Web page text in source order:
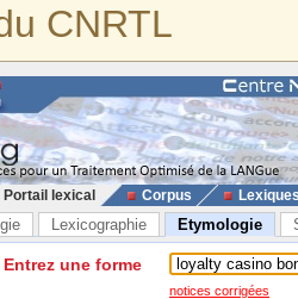
CNRTL
Portail lexical Corpus
Lexicographie Etymologie
Entrez une forme
notices corrigées